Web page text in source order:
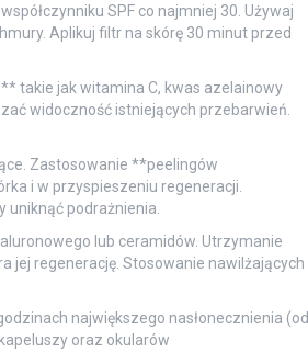
SPF co najmniej 30. Używaj
Aplikuj filtr na skórę 30 minut przed
takie jak witamina C, kwas azelainowy
widoczność istniejących przebarwień.
Zastosowanie **peelingów
i w przyspieszeniu regeneracji.
uniknąć podrażnienia.
lub ceramidów. Utrzymanie
jej regenerację. Stosowanie nawilżających
największego nasłonecznienia (od
oraz okularów